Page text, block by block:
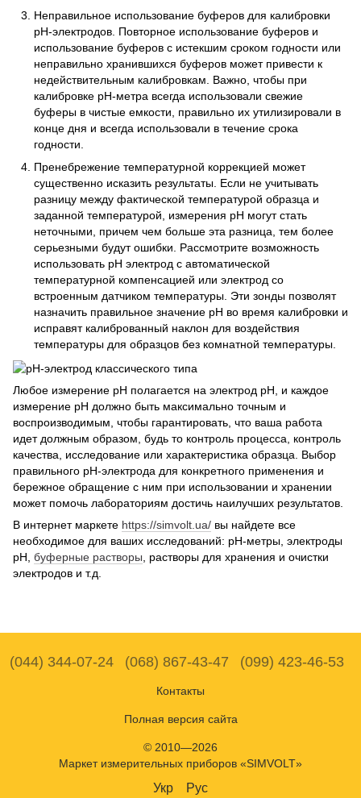
Неправильное использование буферов для калибровки
рН-электродов. Повторное использование буферов и
использование буферов с истекшим сроком годности или
неправильно хранившихся буферов может привести к
недействительным калибровкам. Важно, чтобы при
калибровке рН-метра всегда использовали свежие
буферы в чистые емкости, правильно их утилизировали в
конце дня и всегда использовали в течение срока
годности.
Пренебрежение температурной коррекцией может
существенно исказить результаты. Если не учитывать
разницу между фактической температурой образца и
заданной температурой, измерения pH могут стать
неточными, причем чем больше эта разница, тем более
серьезными будут ошибки. Рассмотрите возможность
использовать pH электрод с автоматической
температурной компенсацией или электрод со
встроенным датчиком температуры. Эти зонды позволят
назначить правильное значение рН во время калибровки и
исправят калиброванный наклон для воздействия
температуры для образцов без комнатной температуры.
Любое измерение рН полагается на электрод рН, и каждое
измерение рН должно быть максимально точным и
воспроизводимым, чтобы гарантировать, что ваша работа
идет должным образом, будь то контроль процесса, контроль
качества, исследование или характеристика образца. Выбор
правильного рН-электрода для конкретного применения и
бережное обращение с ним при использовании и хранении
может помочь лабораториям достичь наилучших результатов.
В интернет маркете https://simvolt.ua/ вы найдете все
необходимое для ваших исследований: рН-метры, электроды
рН, буферные растворы , растворы для хранения и очистки
электродов и т.д.
(044) 344-07-24 (068) 867-43-47 (099) 423-46-53
Контакты
Полная версия сайта
© 2010—2026
Маркет измерительных приборов «SIMVOLT»
Укр Рус